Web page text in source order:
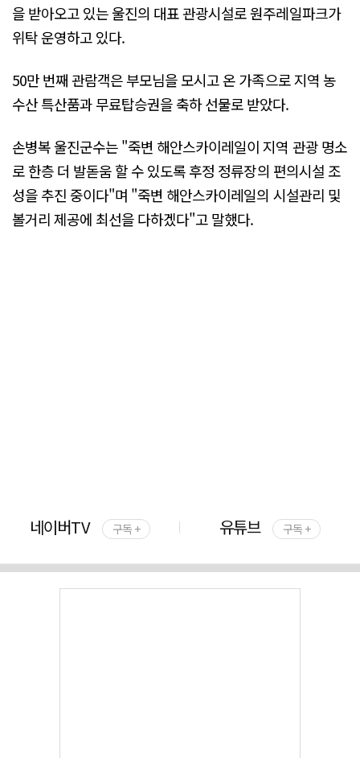
을 받아오고 있는 울진의 대표 관광시설로 원주레일파크가
위탁 운영하고 있다.
50만 번째 관람객은 부모님을 모시고 온 가족으로 지역 농
수산 특산품과 무료탑승권을 축하 선물로 받았다.
손병복 울진군수는 "죽변 해안스카이레일이 지역 관광 명소
로 한층 더 발돋움 할 수 있도록 후정 정류장의 편의시설 조
성을 추진 중이다"며 "죽변 해안스카이레일의 시설관리 및
볼거리 제공에 최선을 다하겠다"고 말했다.
네이버TV 구독 + 유튜브 구독 +